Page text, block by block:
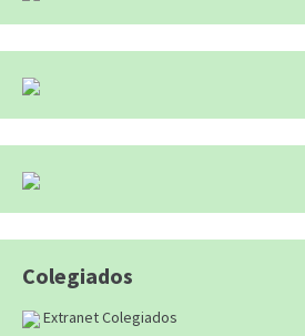
Colegiados
Extranet Colegiados